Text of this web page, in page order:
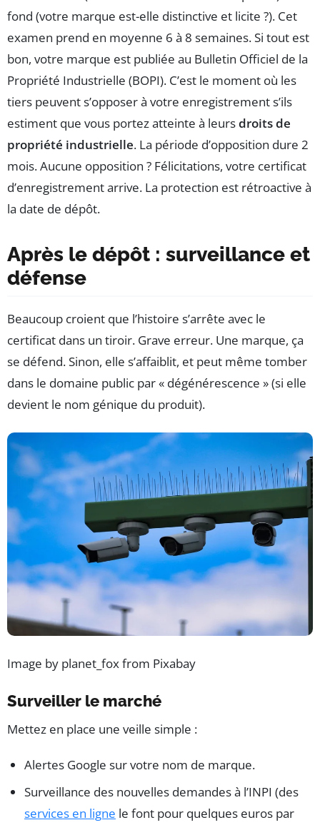
fond (votre marque est-elle distinctive et licite ?). Cet
examen prend en moyenne 6 à 8 semaines. Si tout est
bon, votre marque est publiée au Bulletin Officiel de la
Propriété Industrielle (BOPI). C’est le moment où les
tiers peuvent s’opposer à votre enregistrement s’ils
estiment que vous portez atteinte à leursdroits de
propriété industrielle. La période d’opposition dure 2
mois. Aucune opposition ? Félicitations, votre certificat
d’enregistrement arrive. La protection est rétroactive à
la date de dépôt.
Après le dépôt : surveillance et
défense
Beaucoup croient que l’histoire s’arrête avec le
certificat dans un tiroir. Grave erreur. Une marque, ça
se défend. Sinon, elle s’affaiblit, et peut même tomber
dans le domaine public par « dégénérescence » (si elle
devient le nom génique du produit).
Image by planet_fox from Pixabay
Surveiller le marché
Mettez en place une veille simple :
Alertes Google sur votre nom de marque.
Surveillance des nouvelles demandes à l’INPI (des
services en ligne le font pour quelques euros par